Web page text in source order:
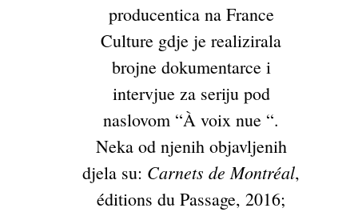
producentica na France
Culture gdje je realizirala
brojne dokumentarce i
intervjue za seriju pod
naslovom “À voix nue “.
Neka od njenih objavljenih
djela su: Carnets de Montréal,
éditions du Passage, 2016;